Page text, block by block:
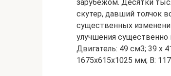
зарубежом. Десятки
скутер, давший толчок
существенных
улучшения существенно
Двигатель: 49 смЗ; 39 х
1675х615х1025 мм; В: